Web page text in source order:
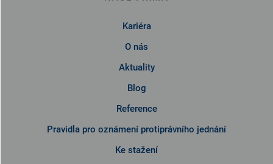
Kariéra
O nás
Aktuality
Blog
Reference
Pravidla pro oznámení protiprávního jednání
Ke stažení